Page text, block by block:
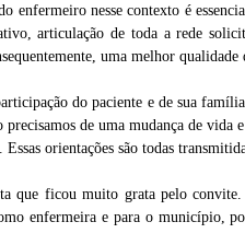
enfermeiro nesse contexto é
articulação de toda a rede
uma melhor qualidade
do paciente e de sua
precisamos de uma mudança de
orientações são todas
que ficou muito grata pelo convite.
enfermeira e para o município,